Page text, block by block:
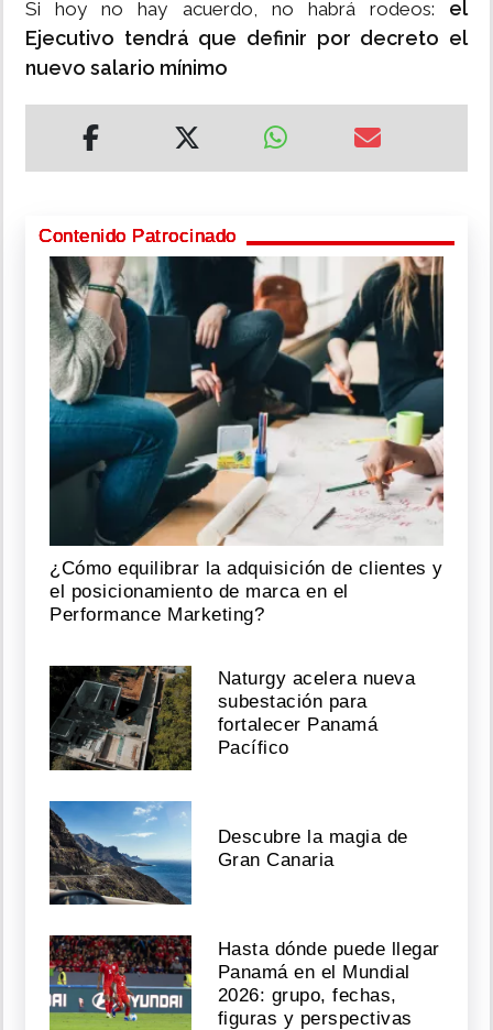
Si hoy no hay acuerdo, no habrá rodeos: el
Ejecutivo tendrá que definir por decreto el
nuevo salario mínimo
Contenido Patrocinado
¿Cómo equilibrar la adquisición de clientes y
el posicionamiento de marca en el
Performance Marketing?
Naturgy acelera nueva
subestación para
fortalecer Panamá
Pacífico
Descubre la magia de
Gran Canaria
Hasta dónde puede llegar
Panamá en el Mundial
2026: grupo, fechas,
figuras y perspectivas